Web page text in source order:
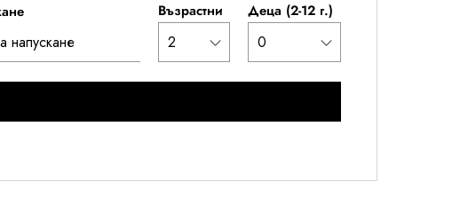
Възрастни Деца (2-12 г.)